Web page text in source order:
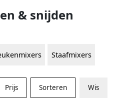
& snijden
Staafmixers
Prijs Sorteren Wis